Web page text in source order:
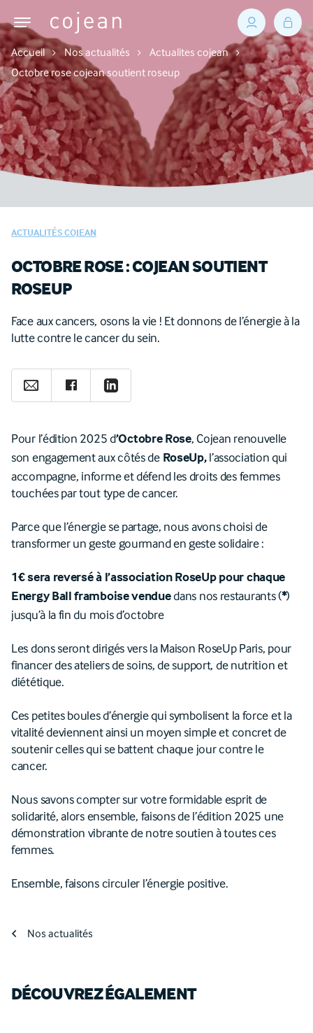
Accueil Nos actualités
Actualites cojean
Octobre rose cojean soutient roseup
ACTUALITÉS COJEAN
OCTOBRE ROSE : COJEAN SOUTIENT
ROSEUP
Face aux cancers, osons la vie ! Et donnons de l’énergie à la
lutte contre le cancer du sein.
Pour l’édition 2025 d’Octobre Rose, Cojean renouvelle
son engagement aux côtés deRoseUp,l’association qui
accompagne, informe et défend les droits des femmes
touchées par tout type de cancer.
Parce que l’énergie se partage, nous avons choisi de
transformer un geste gourmand en geste solidaire :
1€ sera reversé à l’association RoseUp pour chaque
Energy Ball framboise venduedans nos restaurants (*)
jusqu’à la fin du mois d’octobre
Les dons seront dirigés vers la Maison RoseUp Paris, pour
financer des ateliers de soins, de support, de nutrition et
diététique.
Ces petites boules d’énergie qui symbolisent la force et la
vitalité deviennent ainsi un moyen simple et concret de
soutenir celles qui se battent chaque jour contre le
cancer.
Nous savons compter sur votre formidable esprit de
solidarité, alors ensemble, faisons de l’édition 2025 une
démonstration vibrante de notre soutien à toutes ces
femmes.
Ensemble, faisons circuler l’énergie positive.
Nos actualités
DÉCOUVREZ ÉGALEMENT